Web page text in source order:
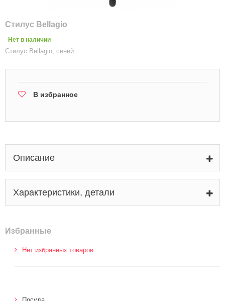
Стилус Bellagio
Нет в наличии
Стилус Bellagio, синий
В избранное
Описание
Характеристики, детали
Избранные
Нет избранных товаров